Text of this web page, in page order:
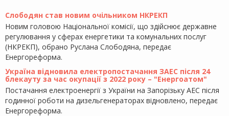
Слободян став новим очільником НКРЕКП
Новим головою Національної комісії, що здійснює державне
регулювання у сферах енергетики та комунальних послуг
(НКРЕКП), обрано Руслана Слободяна, передає
Енергореформа.
Україна відновила електропостачання ЗАЕС після 24
блекауту за час окупації з 2022 року – "Енергоатом"
Постачання електроенергії з України на Запорізьку АЕС після
годинної роботи на дизельгенераторах відновлено, передає
Енергореформа.